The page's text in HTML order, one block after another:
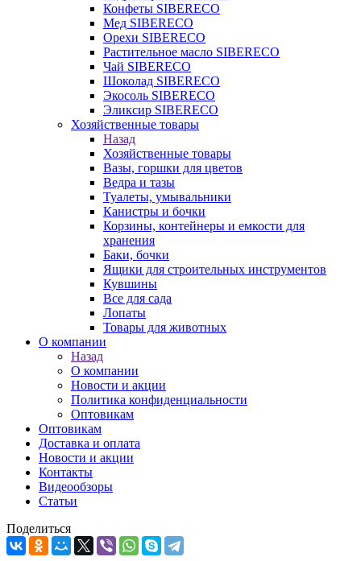
Конфеты SIBERECO
Мед SIBERECO
Орехи SIBERECO
Растительное масло SIBERECO
Чай SIBERECO
Шоколад SIBERECO
Экосоль SIBERECO
Эликсир SIBERECO
Хозяйственные товары
Назад
Хозяйственные товары
Вазы, горшки для цветов
Ведра и тазы
Туалеты, умывальники
Канистры и бочки
Корзины, контейнеры и емкости для
хранения
Баки, бочки
Ящики для строительных инструментов
Кувшины
Все для сада
Лопаты
Товары для животных
О компании
Назад
О компании
Новости и акции
Политика конфиденциальности
Оптовикам
Оптовикам
Доставка и оплата
Новости и акции
Контакты
Видеообзоры
Статьи
Поделиться